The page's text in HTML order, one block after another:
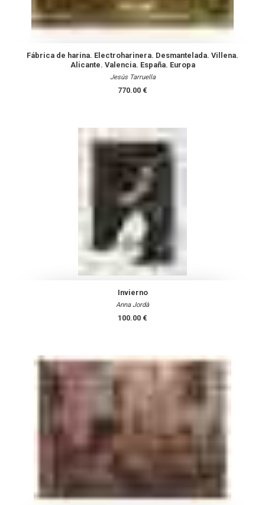
Fábrica de harina. Electroharinera. Desmantelada. Villena.
Alicante. Valencia. España. Europa
Jesús Tarruella
770.00 €
Invierno
Anna Jordà
100.00 €